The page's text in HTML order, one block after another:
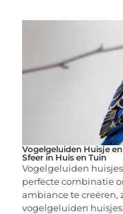
Vogelgeluiden Huisje
Sfeer in Huis en Tuin
Vogelgeluiden
perfecte combinatie
ambiance te creëren,
vogelgeluiden huisjes